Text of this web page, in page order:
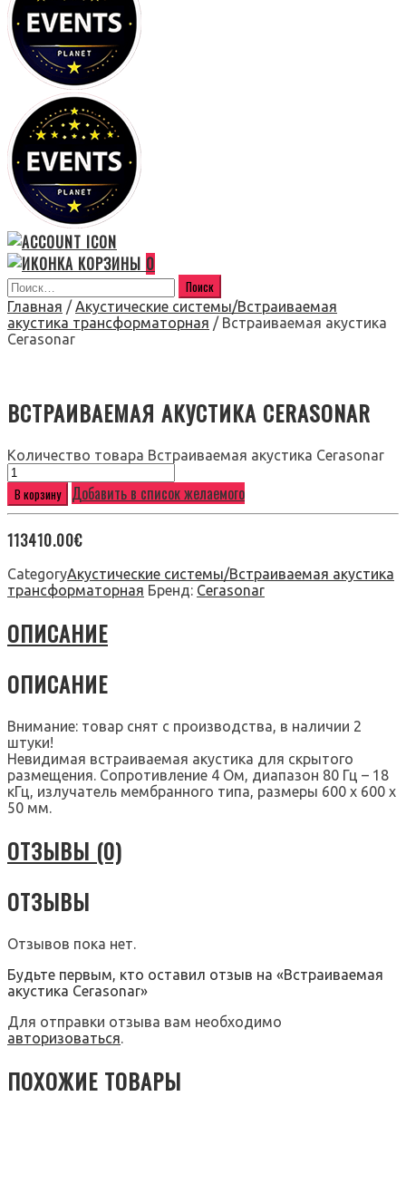
0
Главная / Акустические системы/Встраиваемая
акустика трансформаторная / Встраиваемая акустика
Cerasonar
ВСТРАИВАЕМАЯ АКУСТИКА CERASONAR
Количество товара Встраиваемая акустика Cerasonar
В корзину Добавить в список желаемого
113410.00€
CategoryАкустические системы/Встраиваемая акустика
трансформаторная Бренд: Cerasonar
ОПИСАНИЕ
ОПИСАНИЕ
Внимание: товар снят с производства, в наличии 2
штуки!
Невидимая встраиваемая акустика для скрытого
размещения. Сопротивление 4 Ом, диапазон 80 Гц – 18
кГц, излучатель мембранного типа, размеры 600 х 600 х
50 мм.
ОТЗЫВЫ (0)
ОТЗЫВЫ
Отзывов пока нет.
Будьте первым, кто оставил отзыв на «Встраиваемая
акустика Cerasonar»
Для отправки отзыва вам необходимо
авторизоваться.
ПОХОЖИЕ ТОВАРЫ